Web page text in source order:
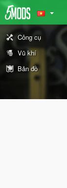
Công cụ
Vũ khí
Bản đồ